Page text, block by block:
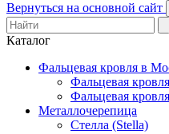
Вернуться на основной сайт
Каталог
Фальцевая кровля в
Фальцевая
Фальцевая
Металлочерепица
Стелла (Stella)